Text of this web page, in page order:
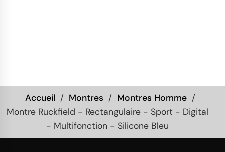
Accueil Montres
Montres Homme
Montre Ruckfield - Rectangulaire - Sport - Digital
- Multifonction - Silicone Bleu